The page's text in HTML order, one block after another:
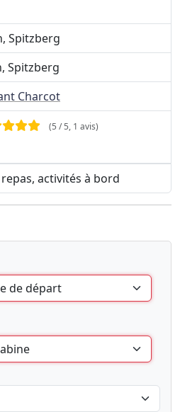
Spitzberg
Spitzberg
Charcot
(5 / 5, 1 avis)
activités à bord